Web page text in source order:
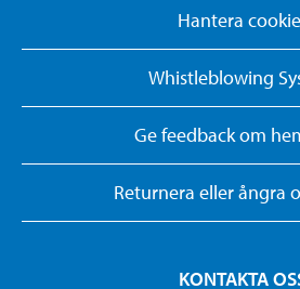
Hantera
Whistleblowing
Ge feedback om
Returnera eller ångra
KONTAKTA